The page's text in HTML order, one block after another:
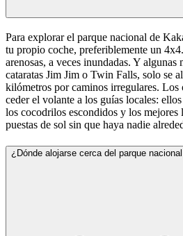
Para explorar el parque nacional de
tu propio coche, preferiblemente un
arenosas, a veces inundadas. Y algunas
cataratas Jim Jim o Twin Falls, solo se
kilómetros por caminos irregulares. Los
ceder el volante a los guías locales:
los cocodrilos escondidos y los mejores
puestas de sol sin que haya nadie
¿Dónde alojarse cerca del parque